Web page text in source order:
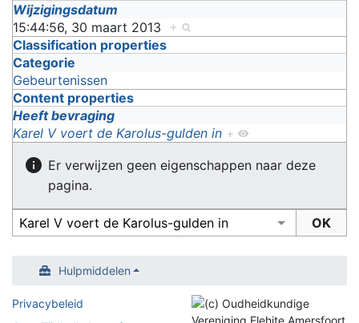
Wijzigingsdatum
15:44:56, 30 maart 2013 +
Classification properties
Categorie
Gebeurtenissen
Content properties
Heeft bevraging
Karel V voert de Karolus-gulden in +
Er verwijzen geen eigenschappen naar deze
pagina.
Hulpmiddelen
Privacybeleid